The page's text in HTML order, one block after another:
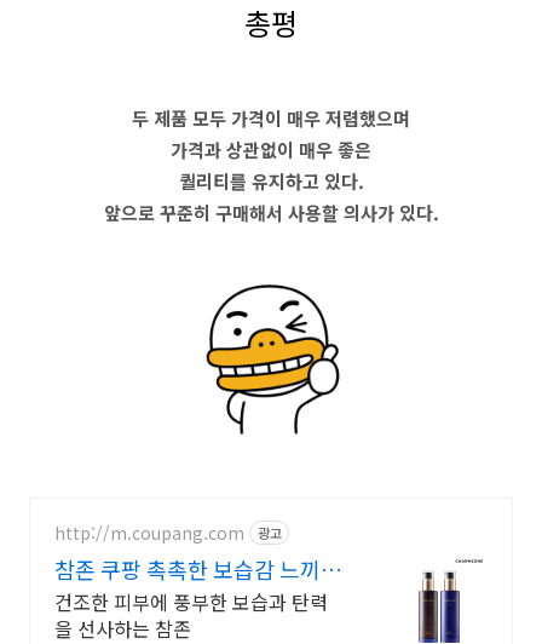
총평
두 제품 모두 가격이 매우 저렴했으며
가격과 상관없이 매우 좋은
퀄리티를 유지하고 있다.
앞으로 꾸준히 구매해서 사용할 의사가 있다.
http://m.coupang.com 광고
참존 쿠팡 촉촉한 보습감 느끼세
요
건조한 피부에 풍부한 보습과 탄력
을 선사하는 참존